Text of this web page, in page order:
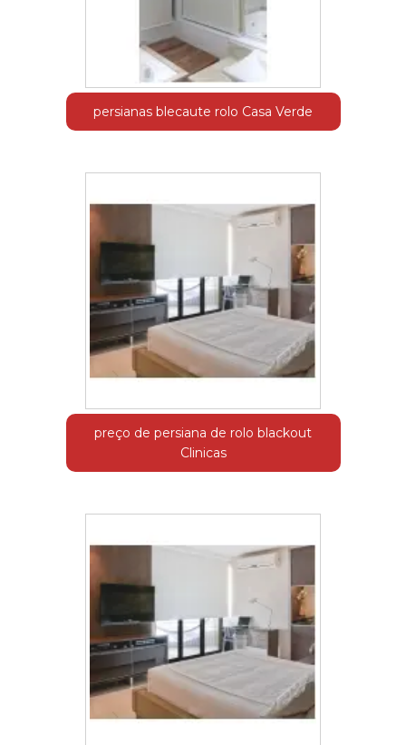
persianas blecaute rolo Casa Verde
preço de persiana de rolo blackout
Clinicas